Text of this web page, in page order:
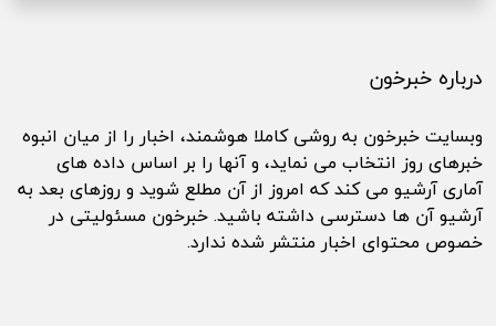
درباره خبرخون
وبسایت خبرخون به روشی کاملا هوشمند، اخبار را از میان انبوه
خبرهای روز انتخاب می نماید، و آنها را بر اساس داده های
آماری آرشیو می کند که امروز از آن مطلع شوید و روزهای بعد به
آرشیو آن ها دسترسی داشته باشید. خبرخون مسئولیتی در
خصوص محتوای اخبار منتشر شده ندارد.